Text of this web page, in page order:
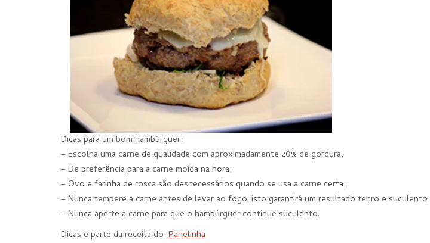
Dicas para um bom hambúrguer:
– Escolha uma carne de qualidade com aproximadamente 20% de gordura;
– De preferência para a carne moída na hora;
– Ovo e farinha de rosca são desnecessários quando se usa a carne certa;
– Nunca tempere a carne antes de levar ao fogo, isto garantirá um resultado tenro e suculento;
– Nunca aperte a carne para que o hambúrguer continue suculento.
Dicas e parte da receita do: Panelinha